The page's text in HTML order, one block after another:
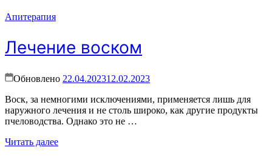
Апитерапия
Лечение воском
Обновлено 22.04.202312.02.2023
Воск, за немногими исключениями, применяется лишь для
наружного лечения и не столь широко, как другие продукты
пчеловодства. Однако это не …
Читать далее